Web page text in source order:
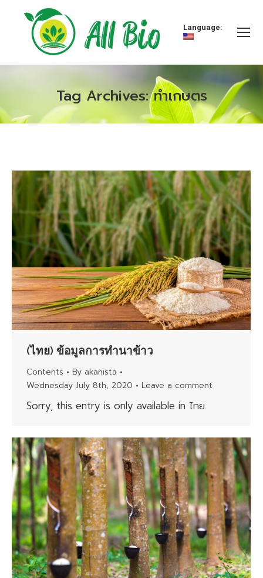
Language:
Tag Archives:ทำเกษตร
You are here:
(ไทย) ข้อมูลการทำนาข้าว
Contents By akanista
Wednesday July 8th, 2020
Leave a comment
Sorry, this entry is only available in ไทย.